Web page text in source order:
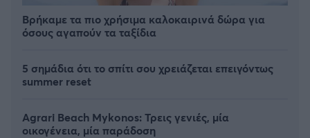
Βρήκαμε τα πιο χρήσιμα καλοκαιρινά δώρα για
όσους αγαπούν τα ταξίδια
5 σημάδια ότι το σπίτι σου χρειάζεται επειγόντως
summer reset
Agrari Beach Mykonos: Τρεις γενιές, μία
οικογένεια, μία παράδοση